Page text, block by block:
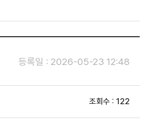
등록일 : 2026-05-23 12:48
조회수 : 122